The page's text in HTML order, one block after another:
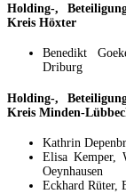
Holding-,
Kreis Höxter
Benedikt
Driburg
Holding-,
Kreis Minden-
Kathrin
Elisa Kemper,
Oeynhausen
Eckhard Rüter,